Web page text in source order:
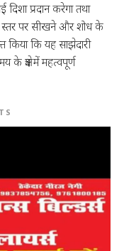
दिशा प्रदान करेगा तथा
स्तर पर सीखने और शोध के
किया कि यह साझेदारी
के क्षेत्र में महत्वपूर्ण